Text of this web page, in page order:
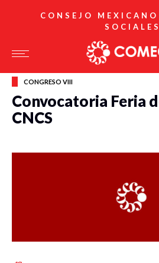
CONSEJO
SOCIALES
CONGRESO VIII
Convocatoria Feria
CNCS